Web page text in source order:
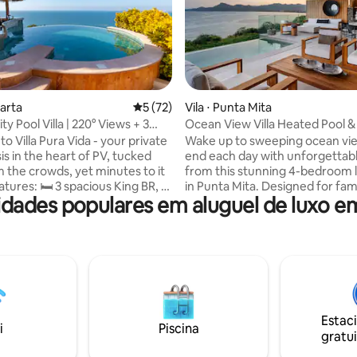
de 5, 21 avaliações5 de uma avaliação média de 5, 72
5 (72)
Pool Villa | 220° Views + 3
Villa Pura Vida - your private
in the heart of PV, tucked
the crowds, yet minutes to it
Panoramic views of the ocean,
Zone & Los Muertos
+ Top 5% of Airbnb global
Vila ⋅ Punta Mita
Ocean View Villa Heated Pool
Punta Mita
Wake up to sweeping ocean
end each day with
from this stunning 4-bedroom
in Punta Mita. Designed for families and
groups of friends, the villa
interiors, spacious en-suite
jungle surroundings, creating a
setting for relaxation and
together. Enjoy slow
inspired meals prepared in
populares em aluguel de luxo
Piscina